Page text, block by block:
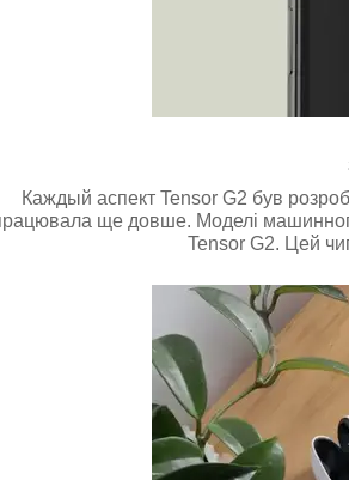
Каждый аспект Tensor G2 був
ще довше. Моделі
Tensor G2. Цей